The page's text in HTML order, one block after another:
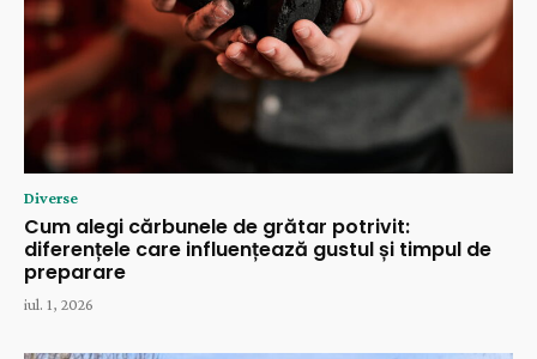
Diverse
Cum alegi cărbunele de grătar potrivit:
diferențele care influențează gustul și timpul de
preparare
iul. 1, 2026